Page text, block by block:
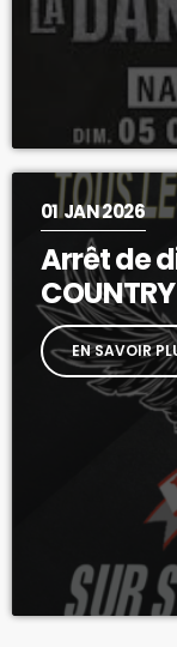
01 JAN 2026
Arrêt de
EN SAVOIR